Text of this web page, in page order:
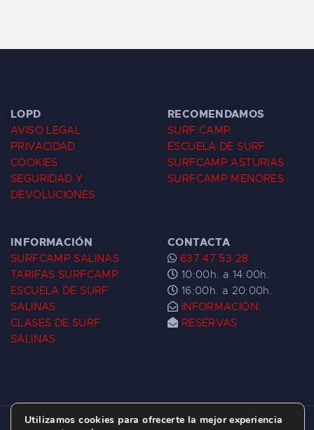
LOPD
AVISO LEGAL
PRIVACIDAD
COOKIES
SEGURIDAD Y
DEVOLUCIONES
RECOMENDAMOS
SURF CAMP
ESCUELA DE SURF
SURFCAMP ASTURIAS
SURFCAMP MENORES
INFORMACIÓN
SURFCAMP SALINAS
TARIFAS SURFCAMP
ESCUELA DE SURF
SALINAS
CLASES DE SURF
SALINAS
CONTACTA
637 47 53 28
10:00h. a 14:00h.
16:00h. a 20:00h.
INFORMACIÓN
RESERVAS
Utilizamos cookies para ofrecerte la mejor experiencia